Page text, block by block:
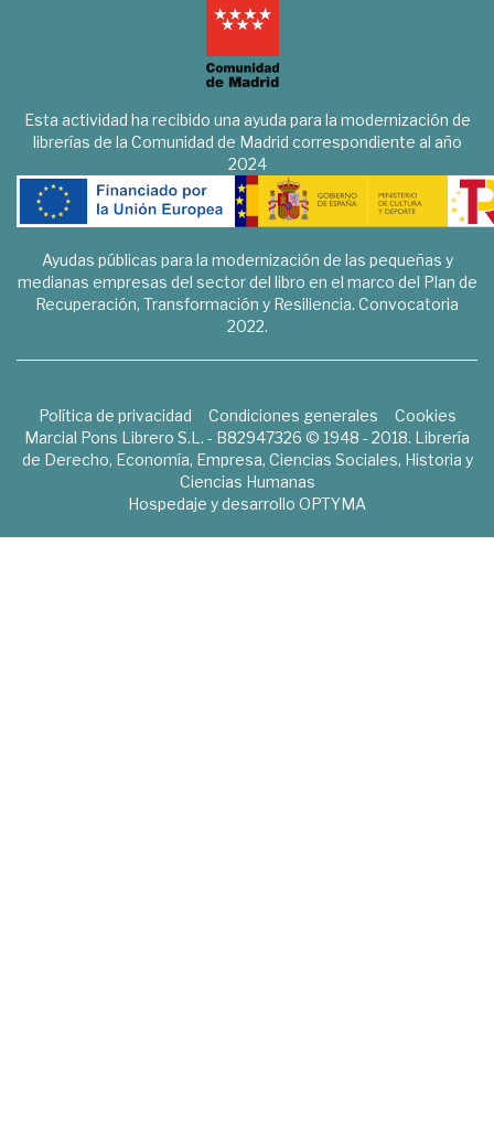
Esta actividad ha recibido una ayuda para la modernización de
librerías de la Comunidad de Madrid correspondiente al año
2024
Ayudas públicas para la modernización de las pequeñas y
medianas empresas del sector del libro en el marco del Plan de
Recuperación, Transformación y Resiliencia. Convocatoria
2022.
Política de privacidad Condiciones generales
Cookies
Marcial Pons Librero S.L. - B82947326 © 1948 - 2018. Librería
de Derecho, Economía, Empresa, Ciencias Sociales, Historia y
Ciencias Humanas
Hospedaje y desarrollo OPTYMA